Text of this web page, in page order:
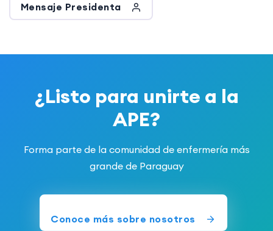
Mensaje Presidenta
¿Listo para unirte a la
APE?
Forma parte de la comunidad de enfermería más
grande de Paraguay
Conoce más sobre nosotros